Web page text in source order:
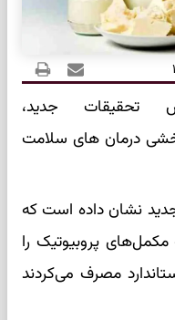
تحقیقات جدید،
درمان های سلامت
نشان داده است که
مکمل‌های پروبیوتیک را
مصرف می‌کردند